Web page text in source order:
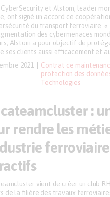
2021 Contrat de
protection des
Technologies
CyberSecurity et Alstom, leader
ont signé un accord de
du transport ferroviaire.
des cybermenaces
Alstom a pour objectif de
ses clients aussi efficacement et
:
rendre les
ferroviaire
vient de créer un club
de la filière des travaux